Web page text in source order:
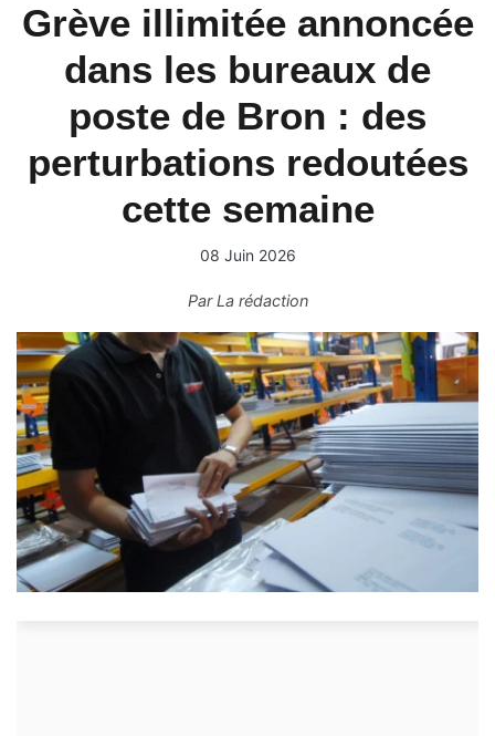
Grève illimitée annoncée
dans les bureaux de
poste de Bron : des
perturbations redoutées
cette semaine
08 Juin 2026
ParLa rédaction